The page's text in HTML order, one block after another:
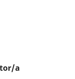
a